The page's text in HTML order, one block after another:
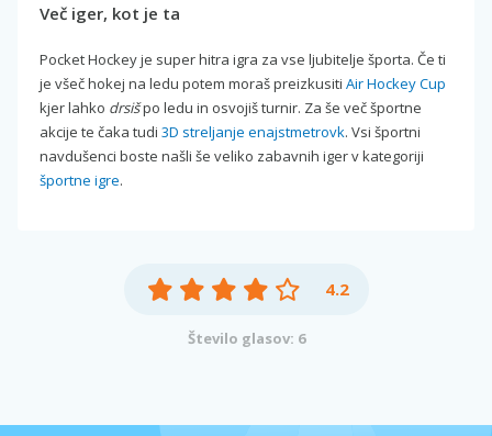
Več iger, kot je ta
Pocket Hockey je super hitra igra za vse ljubitelje športa. Če ti
je všeč hokej na ledu potem moraš preizkusiti Air Hockey Cup
kjer lahko drsišpo ledu in osvojiš turnir. Za še več športne
akcije te čaka tudi 3D streljanje enajstmetrovk. Vsi športni
navdušenci boste našli še veliko zabavnih iger v kategoriji
športne igre.
4.2
Število glasov: 6